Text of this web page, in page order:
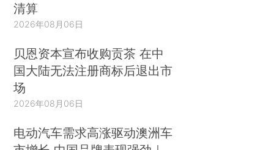
清算
2026年08月06日
贝恩资本宣布收购贡茶 在中
国大陆无法注册商标后退出市
场
2026年08月06日
电动汽车需求高涨驱动澳洲车